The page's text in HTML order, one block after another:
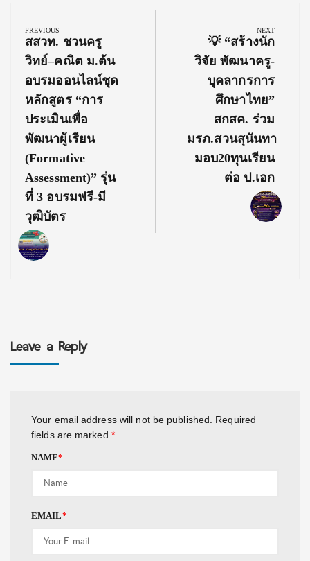
navigation
PREVIOUS
Previous
Post:
สสวท. ชวนครู
วิทย์–คณิต ม.ต้น
อบรมออนไลน์ชุด
หลักสูตร “การ
ประเมินเพื่อ
พัฒนาผู้เรียน
(Formative
Assessment)” รุ่น
ที่ 3 อบรมฟรี-มี
วุฒิบัตร
NEXT
Next
Post:
💡 “สร้างนัก
วิจัย พัฒนาครู-
บุคลากรการ
ศึกษาไทย”
สกสค. ร่วม
มรภ.สวนสุนันทา
มอบ20ทุนเรียน
ต่อ ป.เอก
Leave a Reply
Your email address will not be published.
Required
fields are marked *
NAME*
EMAIL*